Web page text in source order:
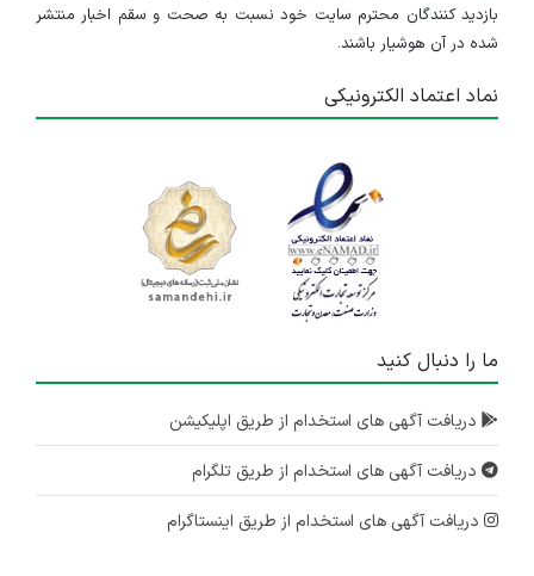
بازدید کنندگان محترم سایت خود نسبت به صحت و سقم اخبار منتشر
شده در آن هوشیار باشند.
نماد اعتماد الکترونیکی
ما را دنبال کنید
دریافت آگهی های استخدام از طریق اپلیکیشن
دریافت آگهی های استخدام از طریق تلگرام
دریافت آگهی های استخدام از طریق اینستاگرام